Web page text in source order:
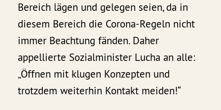
Bereich lägen und gelegen seien, da in
diesem Bereich die Corona-Regeln nicht
immer Beachtung fänden. Daher
appellierte Sozialminister Lucha an alle:
„Öffnen mit klugen Konzepten und
trotzdem weiterhin Kontakt meiden!“